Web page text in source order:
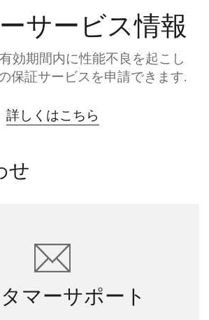
サービス情報
効期間内に性能不良を起こし
保証サービスを申請できます.
詳しくはこちら
せ
マーサポート